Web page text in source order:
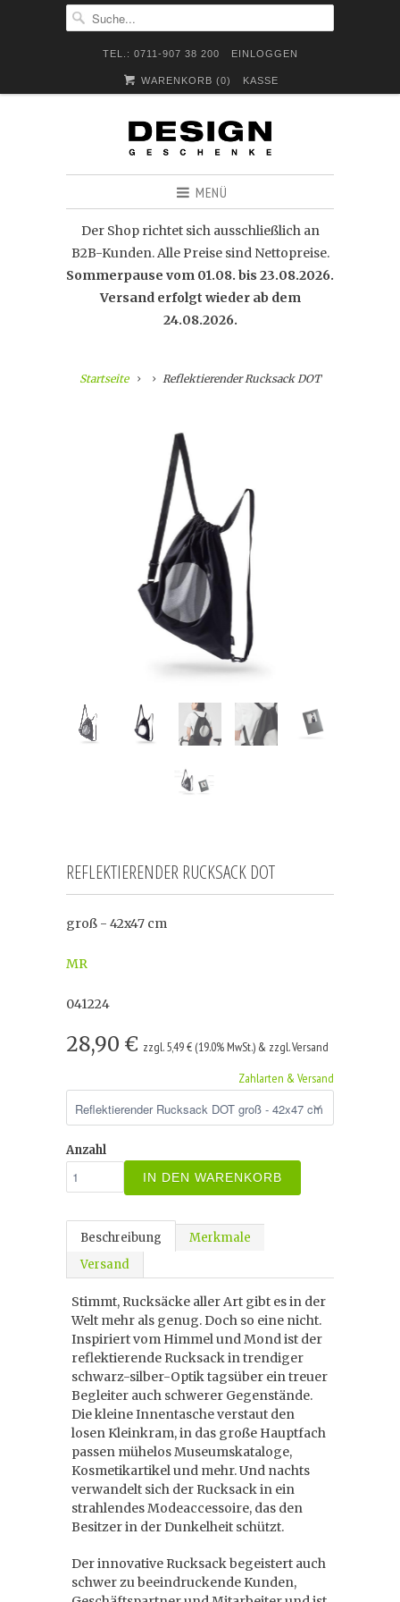
TEL.: 0711-907 38 200 EINLOGGEN
WARENKORB (0) KASSE
MENÜ
Der Shop richtet sich ausschließlich an
B2B-Kunden. Alle Preise sind Nettopreise.
Sommerpause vom 01.08. bis 23.08.2026.
Versand erfolgt wieder ab dem
24.08.2026.
Startseite Reflektierender Rucksack DOT
REFLEKTIERENDER RUCKSACK DOT
groß - 42x47 cm
MR
041224
28,90 € zzgl. 5,49 € (19.0% MwSt.) & zzgl. Versand
Zahlarten & Versand
Anzahl
IN DEN WARENKORB
Beschreibung
Merkmale
Versand
Stimmt, Rucksäcke aller Art gibt es in der
Welt mehr als genug. Doch so eine nicht.
Inspiriert vom Himmel und Mond ist der
reflektierende Rucksack in trendiger
schwarz-silber-Optik tagsüber ein treuer
Begleiter auch schwerer Gegenstände.
Die kleine Innentasche verstaut den
losen Kleinkram, in das große Hauptfach
passen mühelos Museumskataloge,
Kosmetikartikel und mehr. Und nachts
verwandelt sich der Rucksack in ein
strahlendes Modeaccessoire, das den
Besitzer in der Dunkelheit schützt.
Der innovative Rucksack begeistert auch
schwer zu beeindruckende Kunden,